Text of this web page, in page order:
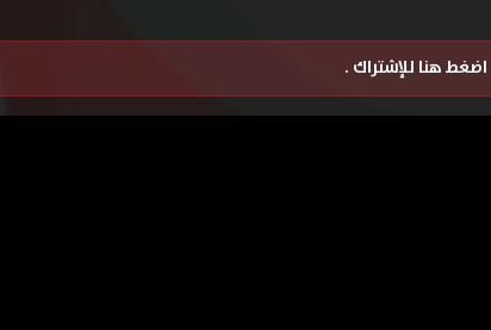
اضغط هنا للإشتراك .